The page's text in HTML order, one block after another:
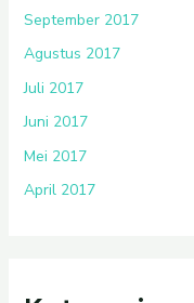
September 2017
Agustus 2017
Juli 2017
Juni 2017
Mei 2017
April 2017